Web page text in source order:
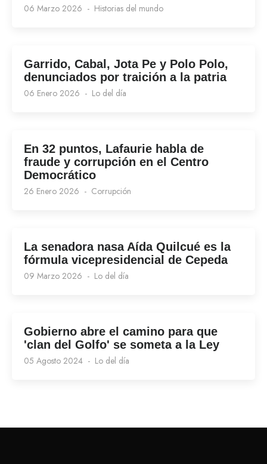
06 Marzo 2026 Historias del mundo
Garrido, Cabal, Jota Pe y Polo Polo,
denunciados por traición a la patria
06 Enero 2026 Lo del día
En 32 puntos, Lafaurie habla de
fraude y corrupción en el Centro
Democrático
26 Enero 2026 Corrupción
La senadora nasa Aída Quilcué es la
fórmula vicepresidencial de Cepeda
09 Marzo 2026 Lo del día
Gobierno abre el camino para que
'clan del Golfo' se someta a la Ley
05 Agosto 2024 Lo del día